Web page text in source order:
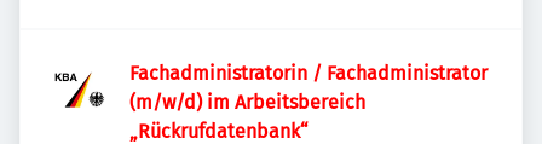
Fachadministratorin / Fachadministrator
(m/w/d) im Arbeitsbereich
„Rückrufdatenbank“